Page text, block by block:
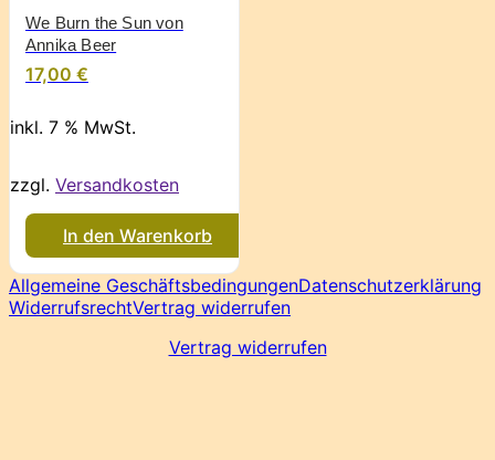
We Burn the Sun von
Annika Beer
17,00 €
inkl. 7 % MwSt.
zzgl. Versandkosten
In den Warenkorb
Allgemeine GeschäftsbedingungenDatenschutzerklärung
WiderrufsrechtVertrag widerrufen
Vertrag widerrufen